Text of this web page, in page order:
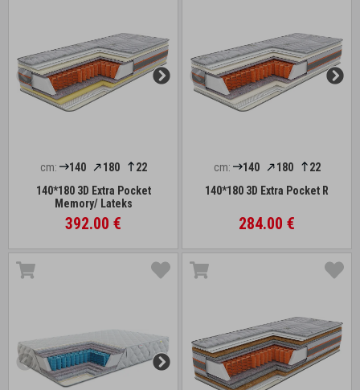
cm: 140 180
22
140*180 3D Extra Pocket
Memory/ Lateks
392.00 €
cm: 140 180
22
140*180 3D Extra Pocket R
284.00 €